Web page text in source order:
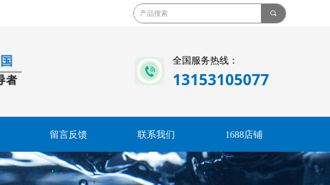
끠
留言反馈 联系我们 1688店铺
全国服务热线：
13153105077